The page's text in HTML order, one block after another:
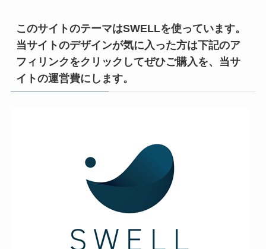
このサイトのテーマはSWELLを使っています。
当サイトのデザインが気に入った方は下記のア
フィリンクをクリックしてぜひご購入を、当サ
イトの運営費にします。